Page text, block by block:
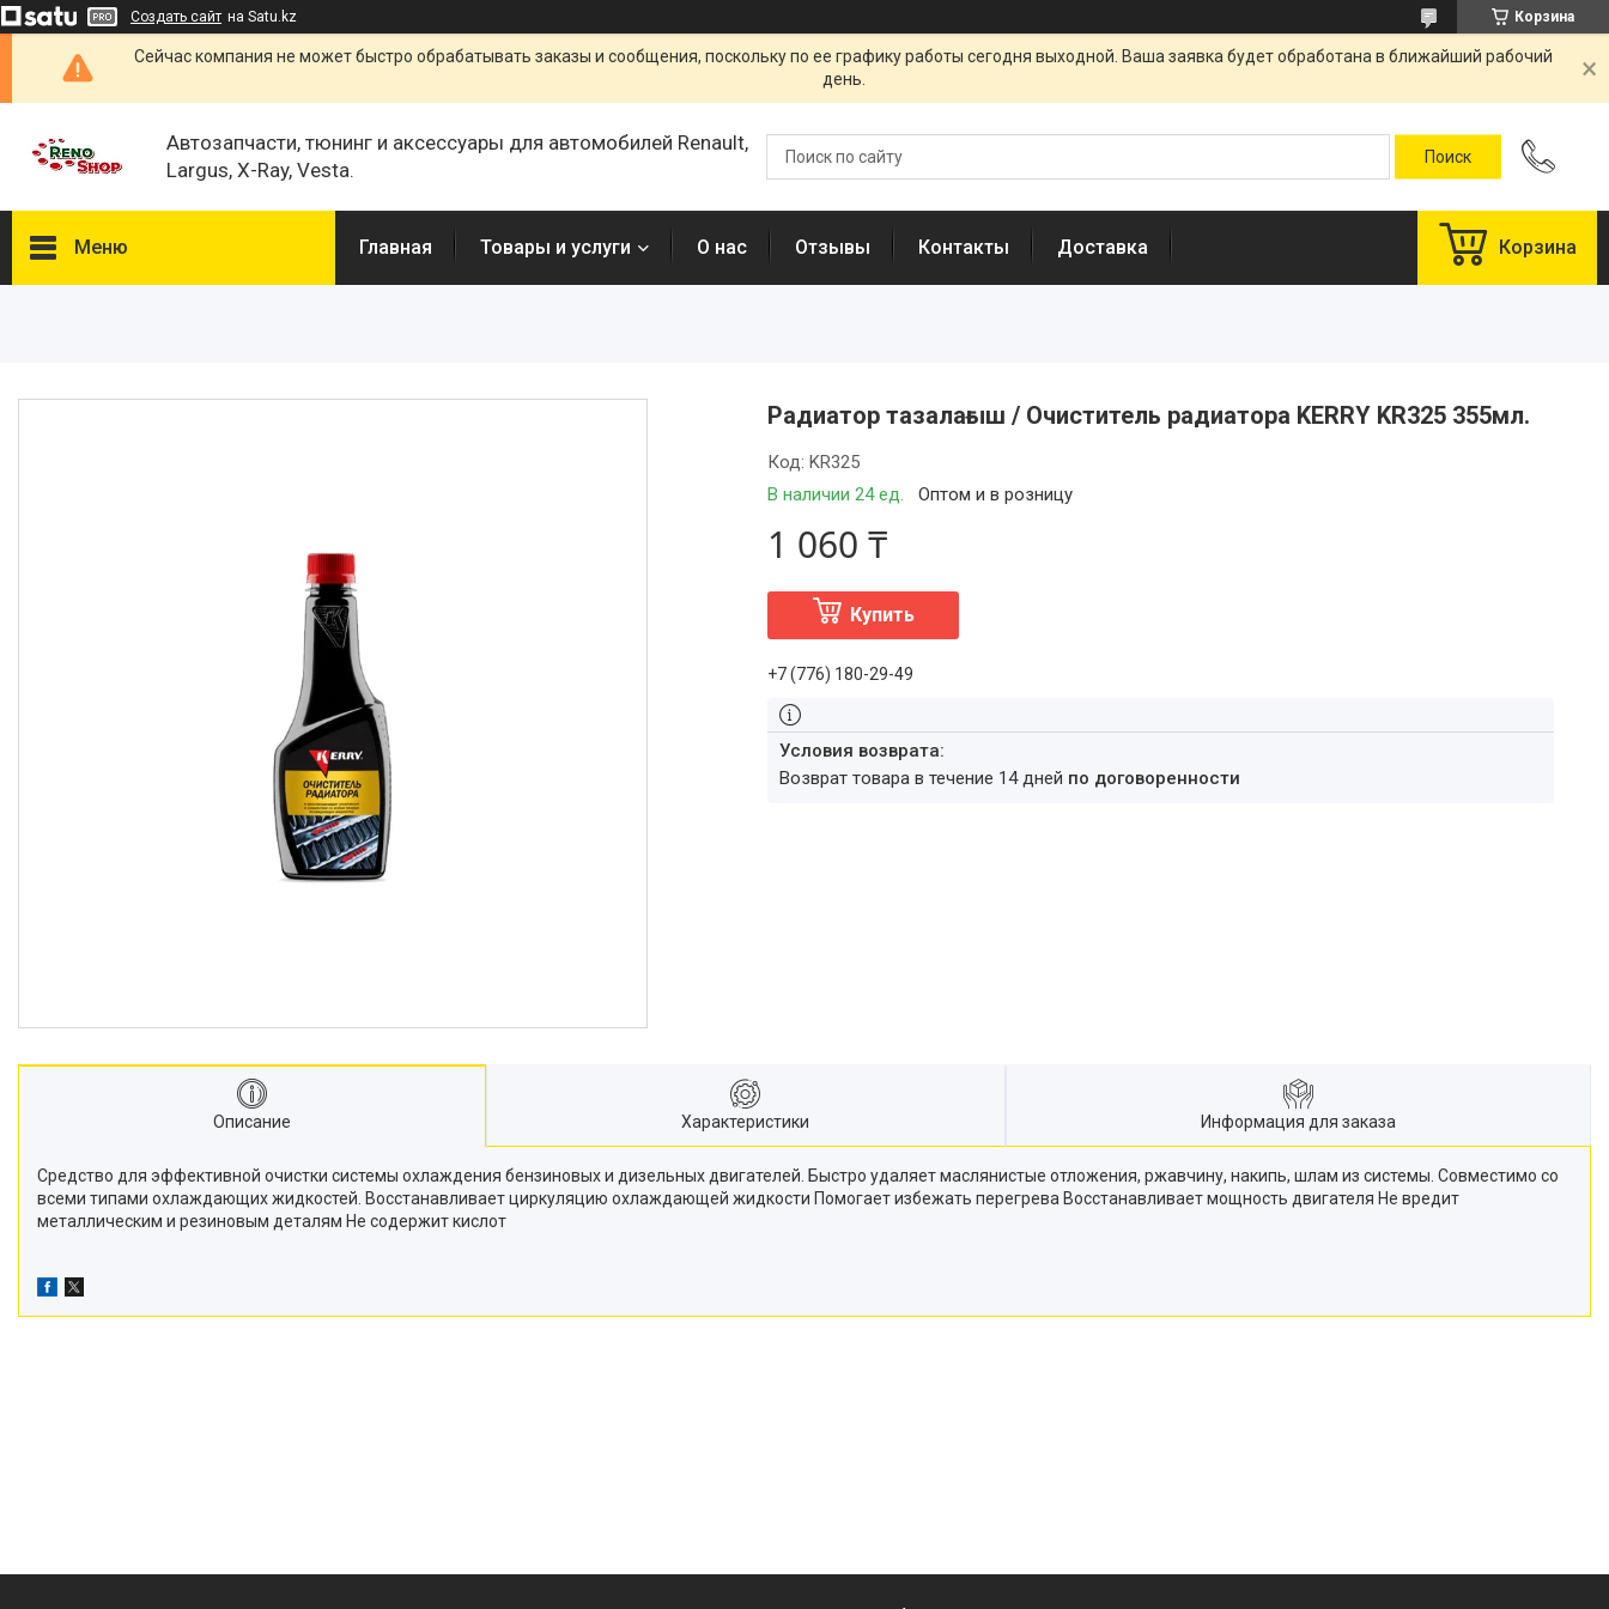
Создать сайт на Satu.kz Корзина
Сейчас компания не может быстро обрабатывать заказы и сообщения, поскольку по ее графику работы сегодня выходной. Ваша заявка будет обработана в ближайший рабочий
день.
Автозапчасти, тюнинг и аксессуары для автомобилей Renault,
Largus, X-Ray, Vesta.
Меню Главная Товары и услуги О нас Отзывы Контакты Доставка Корзина
Радиатор тазалағыш / Очиститель радиатора KERRY KR325 355мл.
В наличии 24 ед. Оптом и в розницу
Код:KR325
1 060 ₸
Купить
+7 (776) 180-29-49
возврат товара в течение 14 дней по договоренности
Описание Характеристики Информация для заказа
Средство для эффективной очистки системы охлаждения бензиновых и дизельных двигателей. Быстро удаляет маслянистые отложения, ржавчину, накипь, шлам из системы. Совместимо со
всеми типами охлаждающих жидкостей. Восстанавливает циркуляцию охлаждающей жидкости Помогает избежать перегрева Восстанавливает мощность двигателя Не вредит
металлическим и резиновым деталям Не содержит кислот